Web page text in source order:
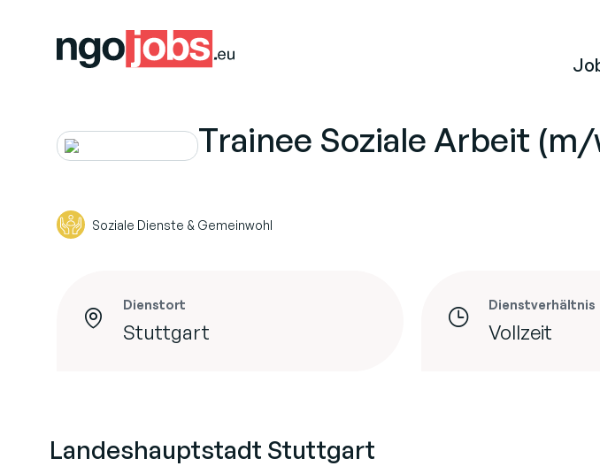
Trainee Soziale Arbeit
Soziale Dienste & Gemeinwohl
Dienstort
Stuttgart
Dienstverhältnis
Vollzeit
Landeshauptstadt Stuttgart